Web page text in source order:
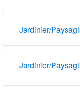
Jardinier/
Jardinier/